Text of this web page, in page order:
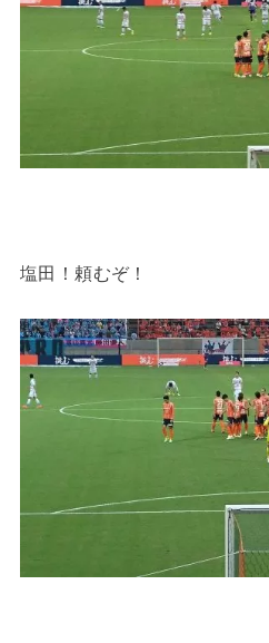
塩田！頼むぞ！